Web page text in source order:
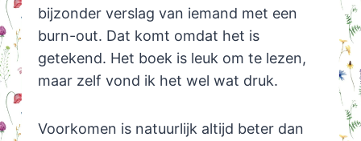
bijzonder verslag van iemand met een
burn-out. Dat komt omdat het is
getekend. Het boek is leuk om te lezen,
maar zelf vond ik het wel wat druk.
Voorkomen is natuurlijk altijd beter dan